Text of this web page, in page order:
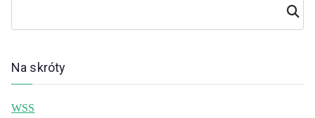
Szuka
j
Na skróty
WSS